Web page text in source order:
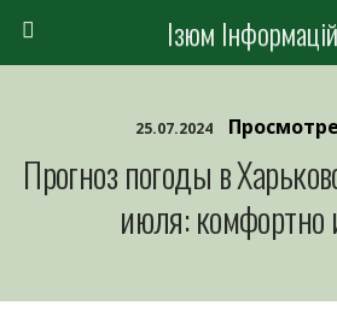
Ізюм
25.07.2024
Прогноз погоды в
июля: комфортно